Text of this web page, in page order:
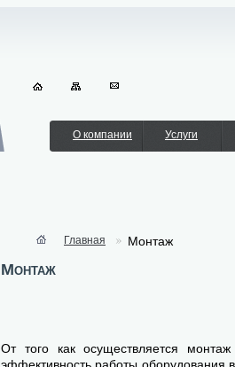
О компании
Услуги
Главная Монтаж
Монтаж
От того как осуществляется